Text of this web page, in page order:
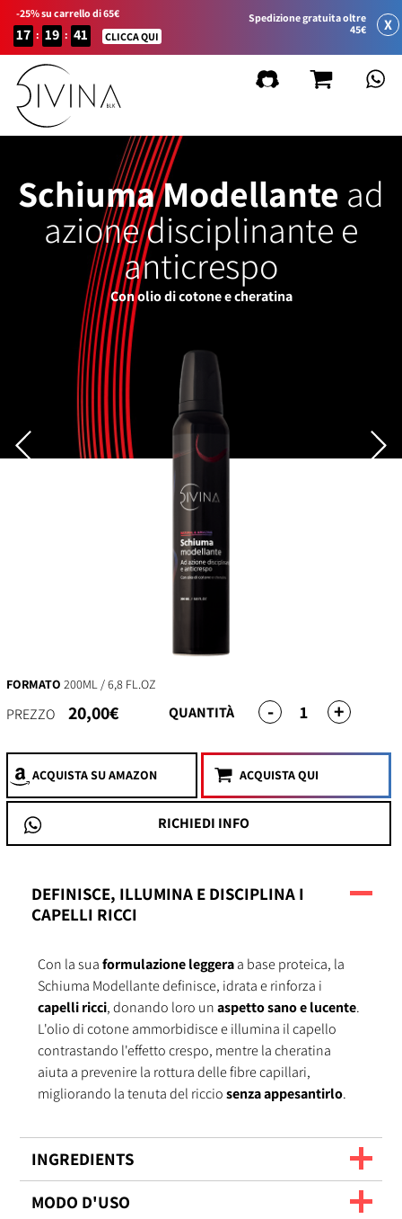
-25% su carrello di 65€
17 : 19 : 41 CLICCA QUI
Spedizione gratuita oltre
45€
X
Schiuma Modellante ad
azione disciplinante e
anticrespo
Con olio di cotone e cheratina
FORMATO 200ML / 6,8 FL.OZ
QUANTITÀ - 1 +
PREZZO 20,00€
ACQUISTASU AMAZON ACQUISTA QUI
RICHIEDI INFO
DEFINISCE, ILLUMINA E DISCIPLINA I
CAPELLI RICCI
Con la suaformulazione leggeraa base proteica, la
Schiuma Modellante definisce, idrata e rinforza i
capelli ricci, donando loro unaspetto sano e lucente.
L'olio di cotone ammorbidisce e illumina il capello
contrastando l'effetto crespo, mentre la cheratina
aiuta a prevenire la rottura delle fibre capillari,
migliorando la tenuta del ricciosenza appesantirlo.
INGREDIENTS
MODO D'USO